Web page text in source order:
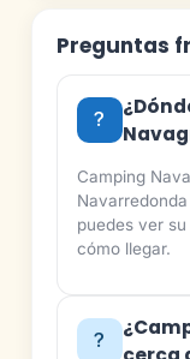
Preguntas
Camping
puedes ver
cómo llegar.